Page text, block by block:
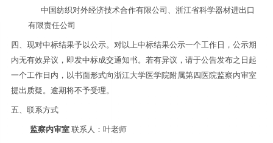
中国纺织对外经济技术合作有限公司、浙江省科学器材进出口
有限责任公司
四、现对中标结果予以公示。对以上中标结果公示一个工作日，公示期
内无有效异议，即发中标成交通知书。若有异议，请于公告发布之日起
一个工作日内，以书面形式向浙江大学医学院附属第四医院监察内审室
提出质疑。逾期将不予受理。
五、联系方式
监察内审室联系人： 叶老师